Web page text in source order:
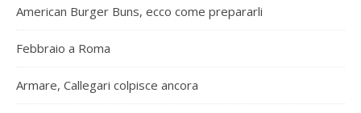
American Burger Buns, ecco come prepararli
Febbraio a Roma
Armare, Callegari colpisce ancora